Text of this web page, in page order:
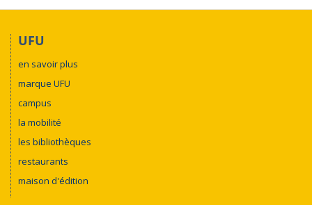
UFU
en savoir plus
marque UFU
campus
la mobilité
les bibliothèques
restaurants
maison d'édition